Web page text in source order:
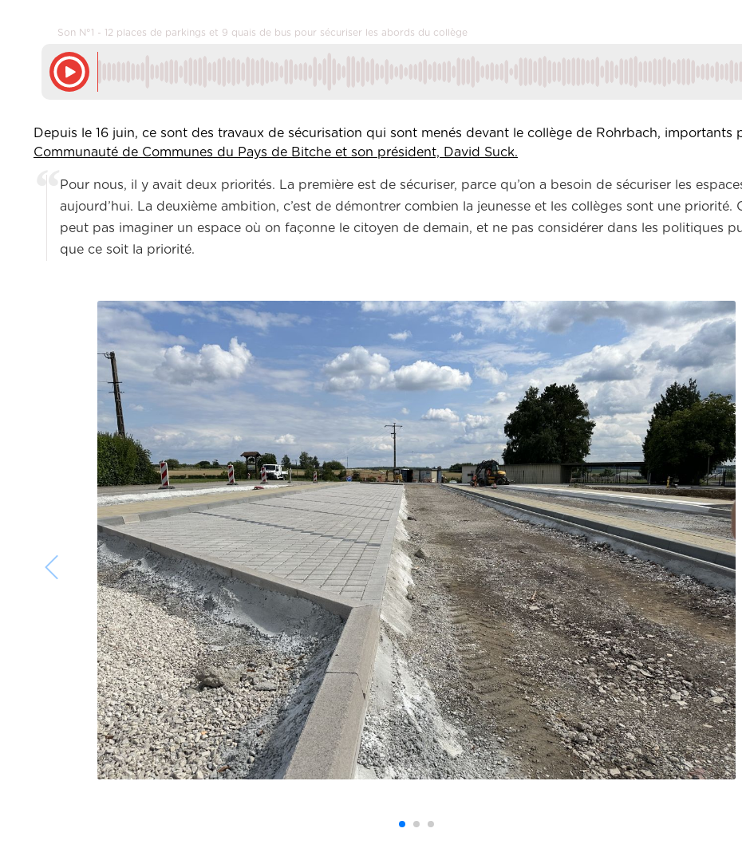
Son N°1 - 12 places de parkings et 9 quais de bus pour sécuriser les abords du collège
Depuis le 16 juin, ce sont des travaux de sécurisation qui sont menés devant le collège de Rohrbach, importants
Communauté de Communes du Pays de Bitche et son président, David Suck.
Pour nous, il y avait deux priorités. La première est de sécuriser, parce qu’on a besoin de sécuriser les
aujourd’hui. La deuxième ambition, c’est de démontrer combien la jeunesse et les collèges sont une priorité.
peut pas imaginer un espace où on façonne le citoyen de demain, et ne pas considérer dans les politiques
que ce soit la priorité.